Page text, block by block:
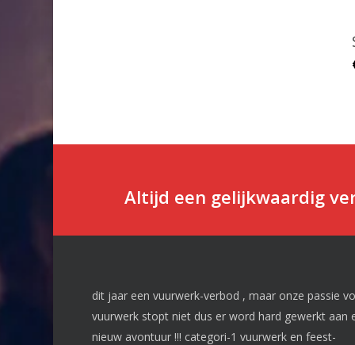
Altijd een gelijkwaardig
dit jaar een vuurwerk-verbod , maar onze passie
vuurwerk stopt niet dus er word hard gewerkt aan
nieuw avontuur !!! categori-1 vuurwerk en feest-